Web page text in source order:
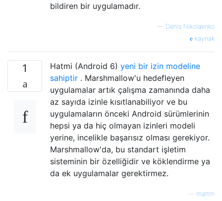
bildiren bir uygulamadır.
— Denis Nikolaenko
kaynak
1 Hatmi (Android 6) yeni bir izin modeline
sahiptir . Marshmallow'u hedefleyen
uygulamalar artık çalışma zamanında daha
az sayıda izinle kısıtlanabiliyor ve bu
uygulamaların önceki Android sürümlerinin
hepsi ya da hiç olmayan izinleri modeli
yerine, incelikle başarısız olması gerekiyor.
Marshmallow'da, bu standart işletim
sisteminin bir özelliğidir ve köklendirme ya
da ek uygulamalar gerektirmez.
mattm